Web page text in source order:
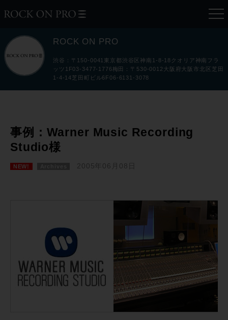
ROCK ON PRO
渋谷：〒150-0041東京都渋谷区神南1-8-18クオリア神南フラ
ッツ1F03-3477-1776梅田：〒530-0012大阪府大阪市北区芝田
1-4-14芝田町ビル6F06-6131-3078
事例：Warner Music Recording
Studio様
NEW! 2005年06月08日